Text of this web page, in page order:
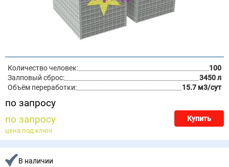
Количество человек:
100
Залповый сброс:
3450 л
Объём переработки:
15.7 м3/сут
по запросу
по запросу
Купить
цена под ключ
В наличии